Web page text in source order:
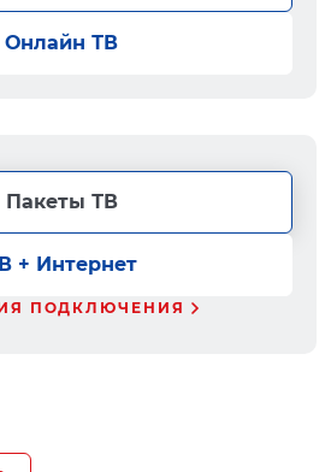
Онлайн ТВ
Пакеты ТВ
+ Интернет
ПОДКЛЮЧЕНИЯ